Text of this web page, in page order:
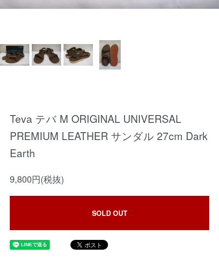
Teva テバ M ORIGINAL UNIVERSAL
PREMIUM LEATHER サンダル 27cm Dark
Earth
9,800円(税抜)
SOLD OUT